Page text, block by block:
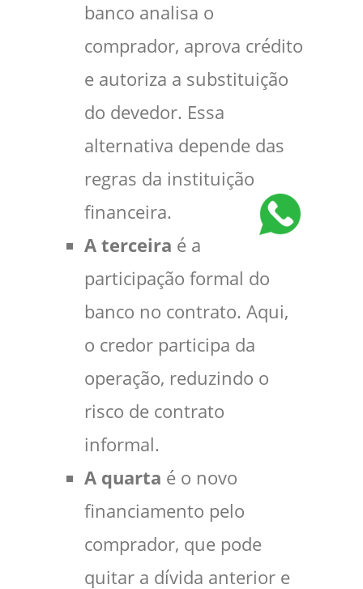
banco analisa o
comprador, aprova crédito
e autoriza a substituição
do devedor. Essa
alternativa depende das
regras da instituição
financeira.
A terceira é a
participação formal do
banco no contrato. Aqui,
o credor participa da
operação, reduzindo o
risco de contrato
informal.
A quarta é o novo
financiamento pelo
comprador, que pode
quitar a dívida anterior e